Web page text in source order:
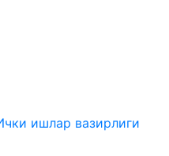
ишлар вазирлиги